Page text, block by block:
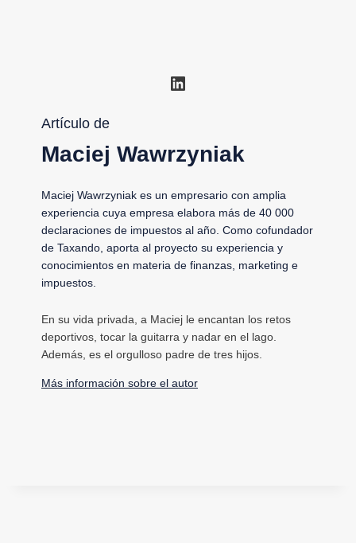
LinkedIn
Artículo de
Maciej Wawrzyniak
Maciej Wawrzyniak es un empresario con amplia
experiencia cuya empresa elabora más de 40 000
declaraciones de impuestos al año. Como cofundador
de Taxando, aporta al proyecto su experiencia y
conocimientos en materia de finanzas, marketing e
impuestos.
En su vida privada, a Maciej le encantan los retos
deportivos, tocar la guitarra y nadar en el lago.
Además, es el orgulloso padre de tres hijos.
Más información sobre el autor